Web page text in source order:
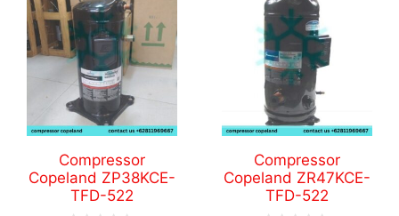
Compressor
Copeland ZP38KCE-
TFD-522
Compressor
Copeland ZR47KCE-
TFD-522